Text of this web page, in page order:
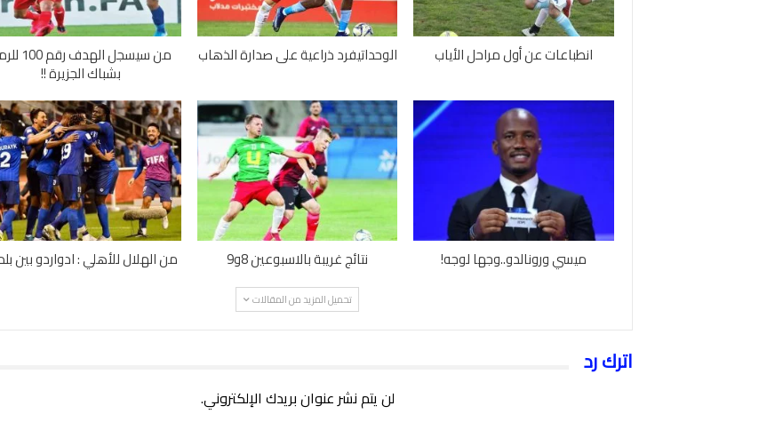
انطباعات عن أول مراحل الأياب الوحداتيفرد ذراعية على صدارة الذهاب من سيسجل الهدف
بشباك الجزيرة !!
ميسي ورونالدو..وجها لوجه! نتائج غريبة بالاسبوعين 8و9 من الهلال للأهلي : ادواردو بين
تحميل المزيد من المقالات
اترك رد
لن يتم نشر عنوان بريدك الإلكتروني.